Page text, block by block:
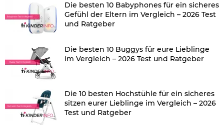
Die besten 10 Babyphones für ein sicheres
Gefühl der Eltern im Vergleich – 2026 Test
und Ratgeber
Die besten 10 Buggys für eure Lieblinge
im Vergleich – 2026 Test und Ratgeber
Die 10 besten Hochstühle für ein sicheres
sitzen eurer Lieblinge im Vergleich – 2026
Test und Ratgeber